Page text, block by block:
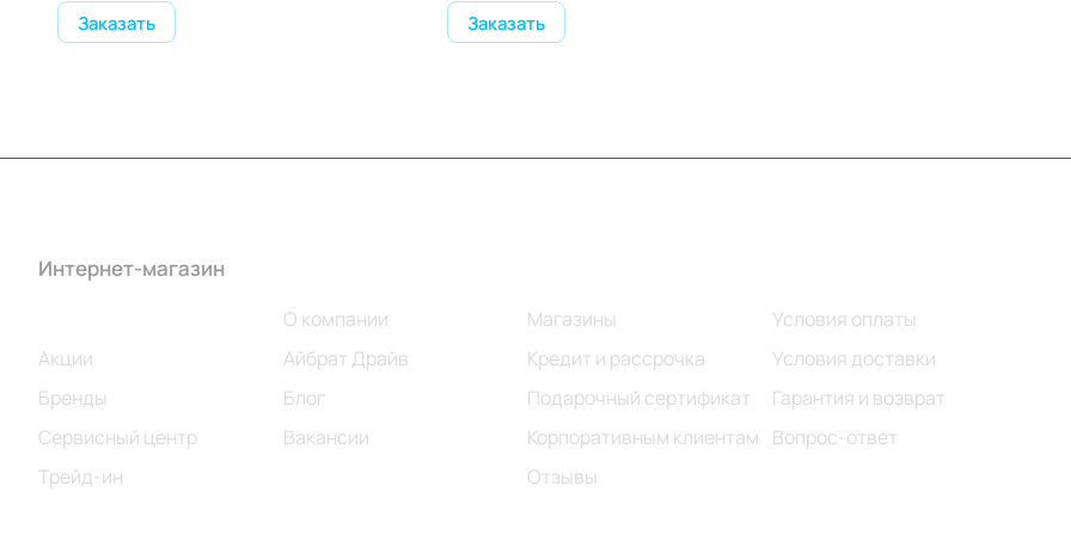
Заказать Заказать
Интернет-магазин
Акции
Бренды
Сервисный центр
Трейд-ин
О компании
Айбрат Драйв
Блог
Вакансии
Магазины
Кредит и рассрочка
Подарочный сертификат
Корпоративным клиентам
Отзывы
Условия оплаты
Условия доставки
Гарантия и возврат
Вопрос-ответ